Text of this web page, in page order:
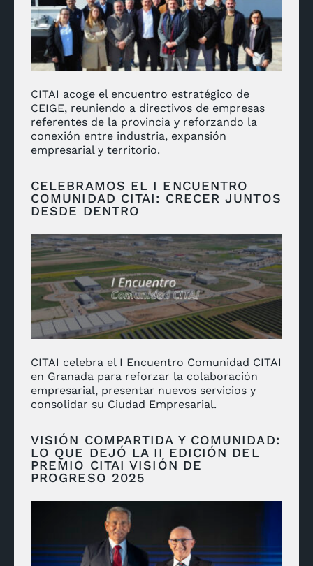
CITAI acoge el encuentro estratégico de
CEIGE, reuniendo a directivos de empresas
referentes de la provincia y reforzando la
conexión entre industria, expansión
empresarial y territorio.
CELEBRAMOS EL I ENCUENTRO
COMUNIDAD CITAI: CRECER JUNTOS
DESDE DENTRO
CITAI celebra el I Encuentro Comunidad CITAI
en Granada para reforzar la colaboración
empresarial, presentar nuevos servicios y
consolidar su Ciudad Empresarial.
VISIÓN COMPARTIDA Y COMUNIDAD:
LO QUE DEJÓ LA II EDICIÓN DEL
PREMIO CITAI VISIÓN DE
PROGRESO 2025